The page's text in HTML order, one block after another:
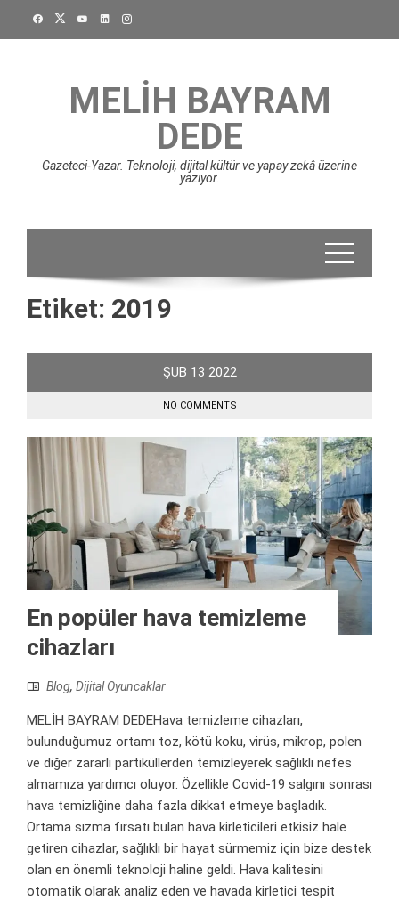
MELIH BAYRAM
DEDE
Gazeteci-Yazar. Teknoloji, dijital kültür ve yapay zekâ üzerine
yazıyor.
Etiket: 2019
ŞUB 13 2022
NO COMMENTS
En popüler hava temizleme
cihazları
Blog, Dijital Oyuncaklar
MELİH BAYRAM DEDEHava temizleme cihazları,
bulunduğumuz ortamı toz, kötü koku, virüs, mikrop, polen
ve diğer zararlı partiküllerden temizleyerek sağlıklı nefes
almamıza yardımcı oluyor. Özellikle Covid-19 salgını sonrası
hava temizliğine daha fazla dikkat etmeye başladık.
Ortama sızma fırsatı bulan hava kirleticileri etkisiz hale
getiren cihazlar, sağlıklı bir hayat sürmemiz için bize destek
olan en önemli teknoloji haline geldi. Hava kalitesini
otomatik olarak analiz eden ve havada kirletici tespit